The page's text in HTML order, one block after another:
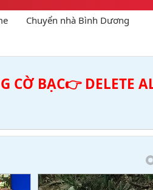
Chuyển nhà Bình Dương
CỜ BẠC👉 DELETE